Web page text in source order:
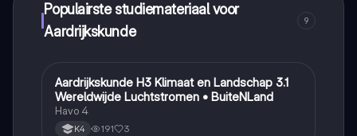
Populairste studiemateriaal voor
Aardrijkskunde
9
Aardrijkskunde
Aardrijkskunde H3 Klimaat en Landschap 3.1
Wereldwijde Luchtstromen • BuiteNLand
Havo 4
K4 191 3